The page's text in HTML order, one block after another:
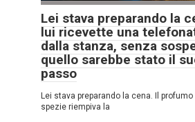
Lei stava preparando la
lui ricevette una
dalla stanza, senza
quello sarebbe stato il
passo
Lei stava preparando la cena. Il
spezie riempiva la